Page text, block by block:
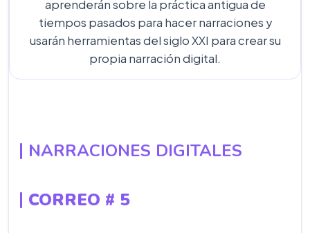
aprenderán sobre la práctica antigua de
tiempos pasados para hacer narraciones y
usarán herramientas del siglo XXI para crear su
propia narración digital.
NARRACIONES DIGITALES
CORREO # 5